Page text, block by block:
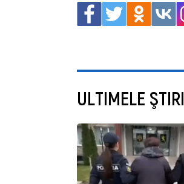
ULTIMELE ŞTIRI